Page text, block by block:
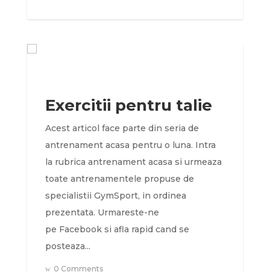
Exercitii pentru talie
Acest articol face parte din seria de
antrenament acasa pentru o luna. Intra
la rubrica antrenament acasa si urmeaza
toate antrenamentele propuse de
specialistii GymSport, in ordinea
prezentata. Urmareste-ne
pe Facebook si afla rapid cand se
posteaza...
0 Comments